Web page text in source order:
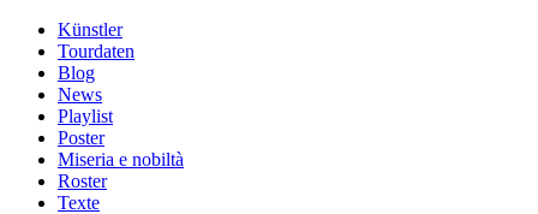
Künstler
Tourdaten
Blog
News
Playlist
Poster
Miseria e nobiltà
Roster
Texte